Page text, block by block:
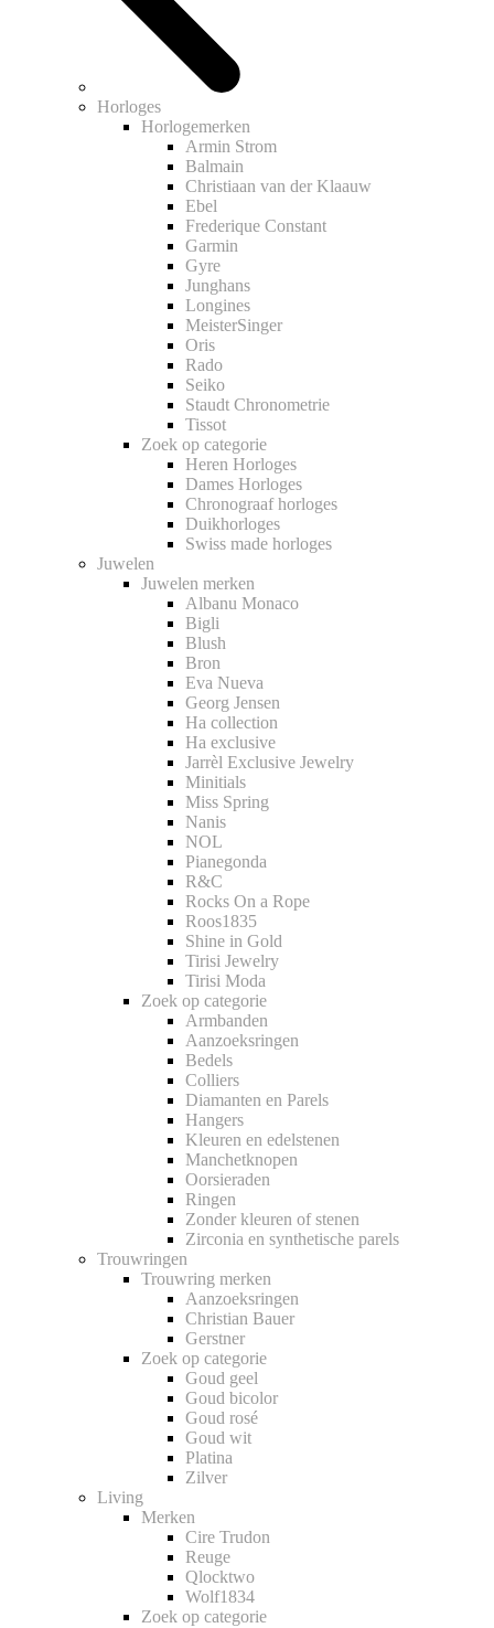
Horloges
Horlogemerken
Armin Strom
Balmain
Christiaan van der Klaauw
Ebel
Frederique Constant
Garmin
Gyre
Junghans
Longines
MeisterSinger
Oris
Rado
Seiko
Staudt Chronometrie
Tissot
Zoek op categorie
Heren Horloges
Dames Horloges
Chronograaf horloges
Duikhorloges
Swiss made horloges
Juwelen
Juwelen merken
Albanu Monaco
Bigli
Blush
Bron
Eva Nueva
Georg Jensen
Ha collection
Ha exclusive
Jarrèl Exclusive Jewelry
Minitials
Miss Spring
Nanis
NOL
Pianegonda
R&C
Rocks On a Rope
Roos1835
Shine in Gold
Tirisi Jewelry
Tirisi Moda
Zoek op categorie
Armbanden
Aanzoeksringen
Bedels
Colliers
Diamanten en Parels
Hangers
Kleuren en edelstenen
Manchetknopen
Oorsieraden
Ringen
Zonder kleuren of stenen
Zirconia en synthetische parels
Trouwringen
Trouwring merken
Aanzoeksringen
Christian Bauer
Gerstner
Zoek op categorie
Goud geel
Goud bicolor
Goud rosé
Goud wit
Platina
Zilver
Living
Merken
Cire Trudon
Reuge
Qlocktwo
Wolf1834
Zoek op categorie